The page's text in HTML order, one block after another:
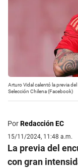
Arturo Vidal calentó la previa
Selección Chilena (Facebook)
PorRedacción EC
15/11/2024, 11:48 a.m.
La previa del
con gran